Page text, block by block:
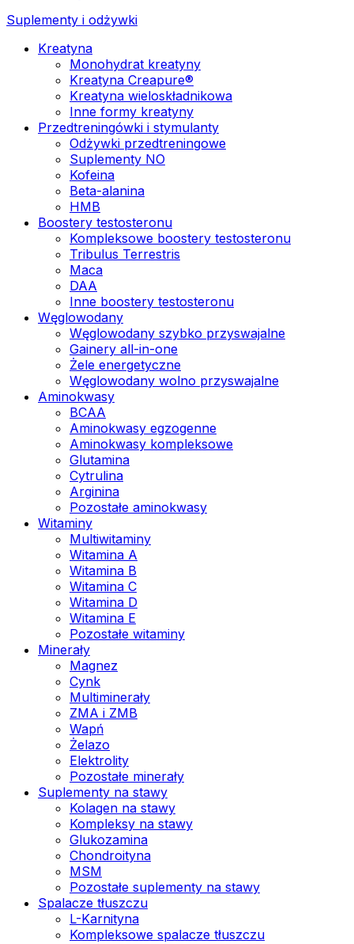
Suplementy i odżywki
Kreatyna
Monohydrat kreatyny
Kreatyna Creapure®
Kreatyna wieloskładnikowa
Inne formy kreatyny
Przedtreningówki i stymulanty
Odżywki przedtreningowe
Suplementy NO
Kofeina
Beta-alanina
HMB
Boostery testosteronu
Kompleksowe boostery testosteronu
Tribulus Terrestris
Maca
DAA
Inne boostery testosteronu
Węglowodany
Węglowodany szybko przyswajalne
Gainery all-in-one
Żele energetyczne
Węglowodany wolno przyswajalne
Aminokwasy
BCAA
Aminokwasy egzogenne
Aminokwasy kompleksowe
Glutamina
Cytrulina
Arginina
Pozostałe aminokwasy
Witaminy
Multiwitaminy
Witamina A
Witamina B
Witamina C
Witamina D
Witamina E
Pozostałe witaminy
Minerały
Magnez
Cynk
Multiminerały
ZMA i ZMB
Wapń
Żelazo
Elektrolity
Pozostałe minerały
Suplementy na stawy
Kolagen na stawy
Kompleksy na stawy
Glukozamina
Chondroityna
MSM
Pozostałe suplementy na stawy
Spalacze tłuszczu
L-Karnityna
Kompleksowe spalacze tłuszczu